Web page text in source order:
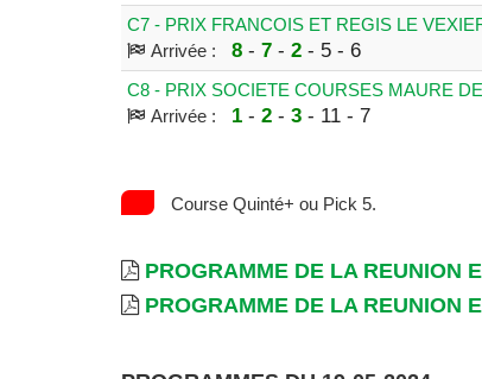
C7 - PRIX FRANCOIS ET REGIS LE
Arrivée :
8- 7- 2- 5 - 6
C8 - PRIX SOCIETE COURSES MAURE
Arrivée :
1- 2- 3- 11 - 7
Course Quinté+ ou Pick 5.
PROGRAMME DE LA REUNION
PROGRAMME DE LA REUNION